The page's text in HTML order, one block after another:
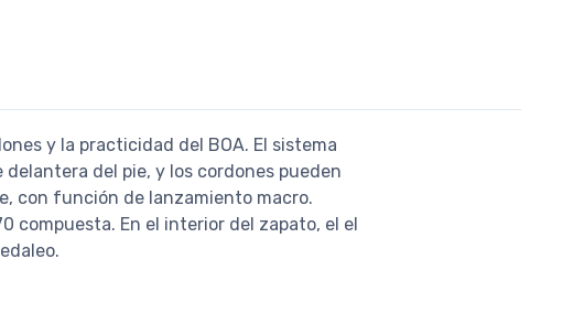
y la practicidad del BOA. El sistema
del pie, y los cordones pueden
con función de lanzamiento macro.
compuesta. En el interior del zapato, el el